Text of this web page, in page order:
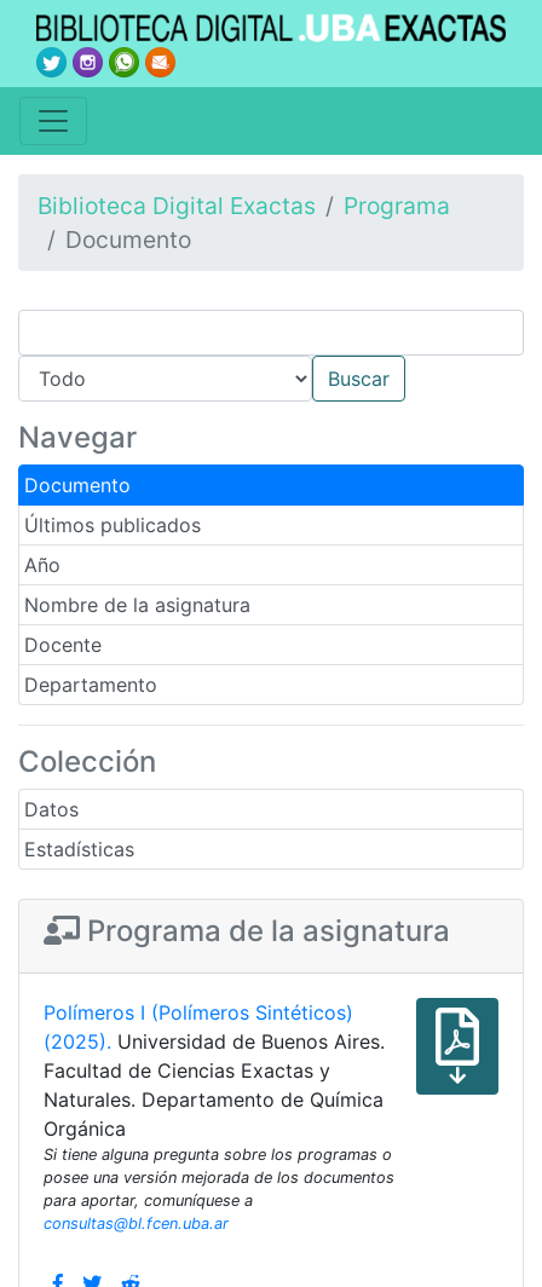
Biblioteca Digital Exactas
Programa
Documento
Navegar
Documento
Últimos publicados
Año
Nombre de la asignatura
Docente
Departamento
Colección
Datos
Estadísticas
Programa de la asignatura
Polímeros I (Polímeros Sintéticos)
(2025). Universidad de Buenos Aires.
Facultad de Ciencias Exactas y
Naturales. Departamento de Química
Orgánica
Si tiene alguna pregunta sobre los programas o
posee una versión mejorada de los documentos
para aportar, comuníquese a
consultas@bl.fcen.uba.ar